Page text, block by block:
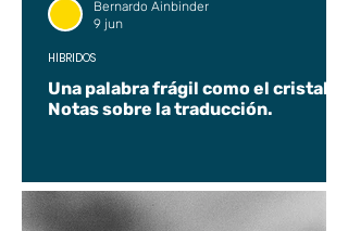
Una palabra frágil como el cristal.
Notas sobre la traducción.
HÍBRIDOS
Bernardo Ainbinder
9 jun